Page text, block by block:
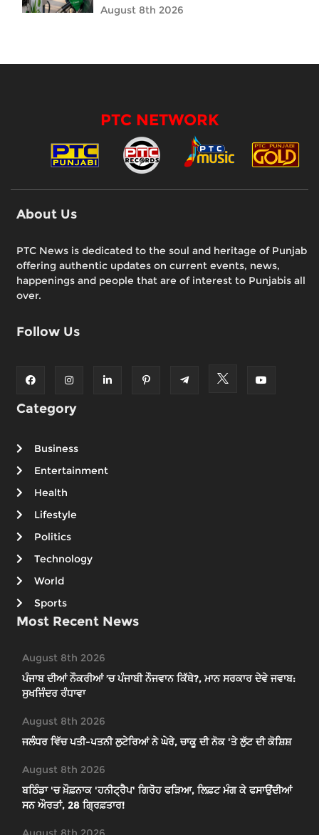
August 8th 2026
PTC NETWORK
About Us
PTC News is dedicated to the soul and heritage of Punjab
offering authentic updates on current events, news,
happenings and people that are of interest to Punjabis all
over.
Follow Us
Category
Business
Entertainment
Health
Lifestyle
Politics
Technology
World
Sports
Most Recent News
August 8th 2026
ਪੰਜਾਬ ਦੀਆਂ ਨੌਕਰੀਆਂ ’ਚ ਪੰਜਾਬੀ ਨੌਜਵਾਨ ਕਿੱਥੇ?, ਮਾਨ ਸਰਕਾਰ ਦੇਵੇ ਜਵਾਬ:
ਸੁਖਜਿੰਦਰ ਰੰਧਾਵਾ
August 8th 2026
ਜਲੰਧਰ ਵਿੱਚ ਪਤੀ-ਪਤਨੀ ਲੁਟੇਰਿਆਂ ਨੇ ਘੇਰੇ, ਚਾਕੂ ਦੀ ਨੋਕ 'ਤੇ ਲੁੱਟ ਦੀ ਕੋਸ਼ਿਸ਼
August 8th 2026
ਬਠਿੰਡਾ 'ਚ ਖ਼ੌਫ਼ਨਾਕ 'ਹਨੀਟ੍ਰੈਪ' ਗਿਰੋਹ ਫੜਿਆ, ਲਿਫ਼ਟ ਮੰਗ ਕੇ ਫਸਾਉਂਦੀਆਂ
ਸਨ ਔਰਤਾਂ, 28 ਗ੍ਰਿਫ਼ਤਾਰ!